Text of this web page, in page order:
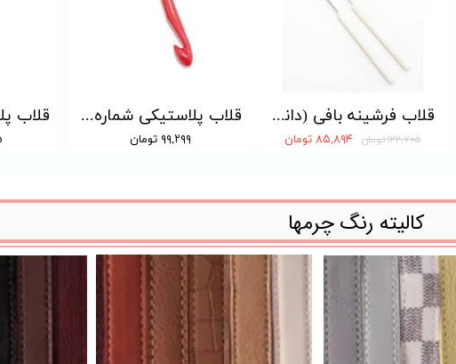
قلاب پلاستیکی شماره 15
۹۹,۲۹۹ تومان
قلاب فرشینه بافی (دانه ای)
۱۲۲,۷۰۵ تومان ۸۵,۸۹۴ تومان
کالیته رنگ چرمها